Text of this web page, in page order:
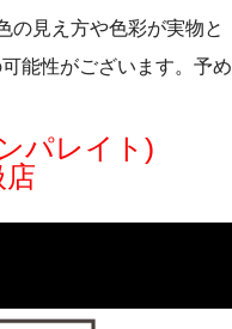
の見え方や色彩が実物と
能性がございます。予め
パレイト)
店